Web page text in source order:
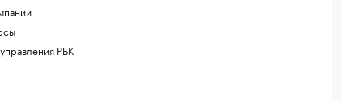
РБК